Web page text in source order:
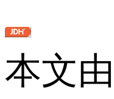
本文